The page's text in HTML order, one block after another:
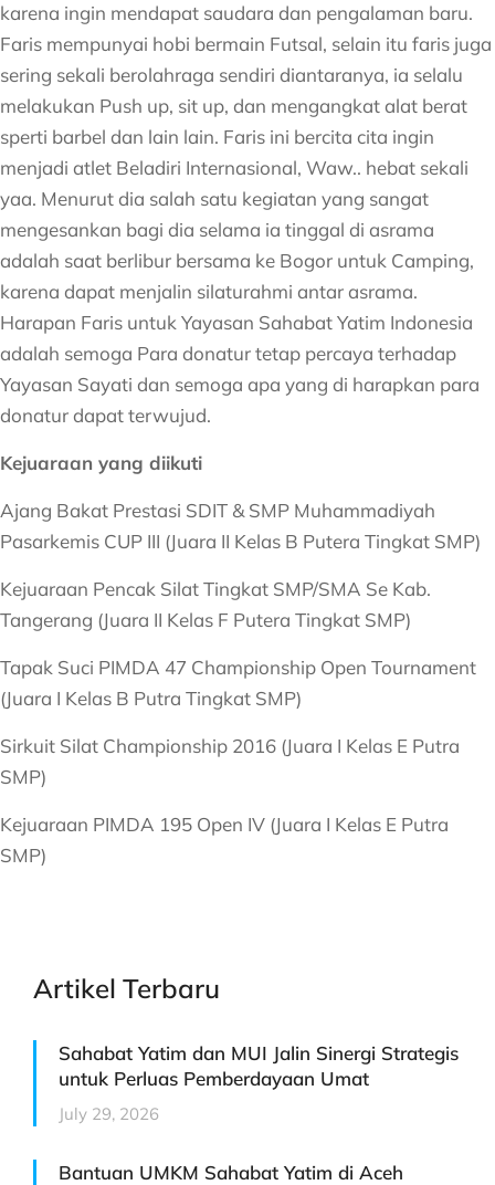
karena ingin mendapat saudara dan pengalaman baru.
Faris mempunyai hobi bermain Futsal, selain itu faris juga
sering sekali berolahraga sendiri diantaranya, ia selalu
melakukan Push up, sit up, dan mengangkat alat berat
sperti barbel dan lain lain. Faris ini bercita cita ingin
menjadi atlet Beladiri Internasional, Waw.. hebat sekali
yaa. Menurut dia salah satu kegiatan yang sangat
mengesankan bagi dia selama ia tinggal di asrama
adalah saat berlibur bersama ke Bogor untuk Camping,
karena dapat menjalin silaturahmi antar asrama.
Harapan Faris untuk Yayasan Sahabat Yatim Indonesia
adalah semoga Para donatur tetap percaya terhadap
Yayasan Sayati dan semoga apa yang di harapkan para
donatur dapat terwujud.
Kejuaraan yang diikuti
Ajang Bakat Prestasi SDIT & SMP Muhammadiyah
Pasarkemis CUP III (Juara II Kelas B Putera Tingkat SMP)
Kejuaraan Pencak Silat Tingkat SMP/SMA Se Kab.
Tangerang (Juara II Kelas F Putera Tingkat SMP)
Tapak Suci PIMDA 47 Championship Open Tournament
(Juara I Kelas B Putra Tingkat SMP)
Sirkuit Silat Championship 2016 (Juara I Kelas E Putra
SMP)
Kejuaraan PIMDA 195 Open IV (Juara I Kelas E Putra
SMP)
Artikel Terbaru
Sahabat Yatim dan MUI Jalin Sinergi Strategis
untuk Perluas Pemberdayaan Umat
July 29, 2026
Bantuan UMKM Sahabat Yatim di Aceh